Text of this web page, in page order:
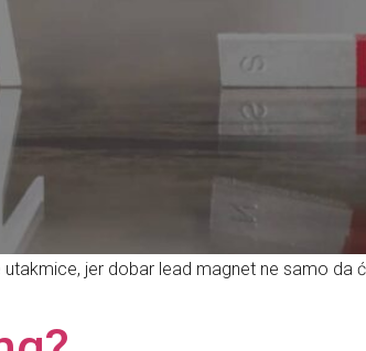
jer dobar lead magnet ne samo da